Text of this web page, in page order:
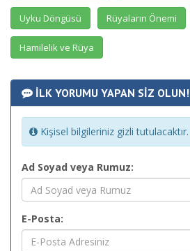
Uyku Döngüsü Rüyaların Önemi
Hamilelik ve Rüya
İLK YORUMU YAPAN SİZ OLUN!
Kişisel bilgileriniz gizli tutulacaktır.
Ad Soyad veya Rumuz:
E-Posta: